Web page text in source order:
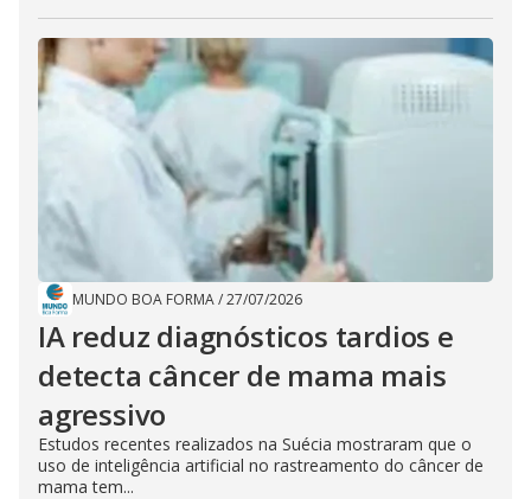
MUNDO BOA FORMA/27/07/2026
IA reduz diagnósticos tardios e
detecta câncer de mama mais
agressivo
Estudos recentes realizados na Suécia mostraram que o
uso de inteligência artificial no rastreamento do câncer de
mama tem...